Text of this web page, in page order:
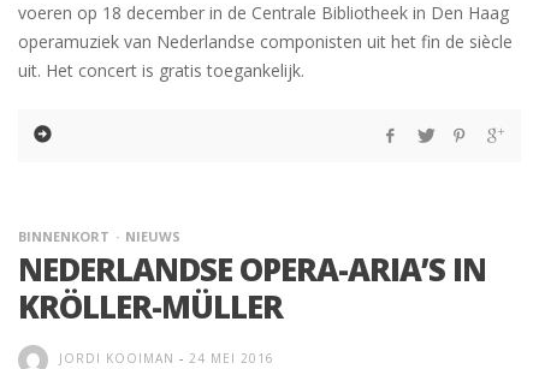
voeren op 18 december in de Centrale Bibliotheek in Den Haag
operamuziek van Nederlandse componisten uit het fin de siècle
uit. Het concert is gratis toegankelijk.
BINNENKORT NIEUWS
NEDERLANDSE OPERA-ARIA’S IN
KRÖLLER-MÜLLER
JORDI KOOIMAN - 24 MEI 2016